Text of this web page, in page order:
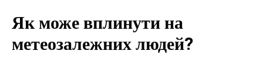
Як може вплинути на
метеозалежних людей?